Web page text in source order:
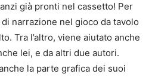
già pronti nel cassetto! Per
narrazione nel gioco da tavolo
Tra l’altro, viene aiutato anche
lei, e da altri due autori.
la parte grafica dei suoi